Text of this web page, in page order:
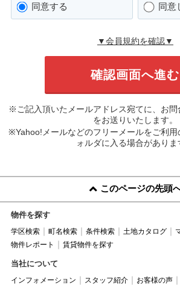
同意する 同意
▼会員規約を確認▼
※ご記入頂いたメールアドレス宛てに、お
をお送りいたします。
※Yahoo!メールなどのフリーメールをご利用
ォルダに入る場合がありま
このページの先頭
物件を探す
学区検索 町名検索 条件検索 土地カタログ
物件レポート
賃貸物件を探す
当社について
インフォメーション スタッフ紹介 お客様の声